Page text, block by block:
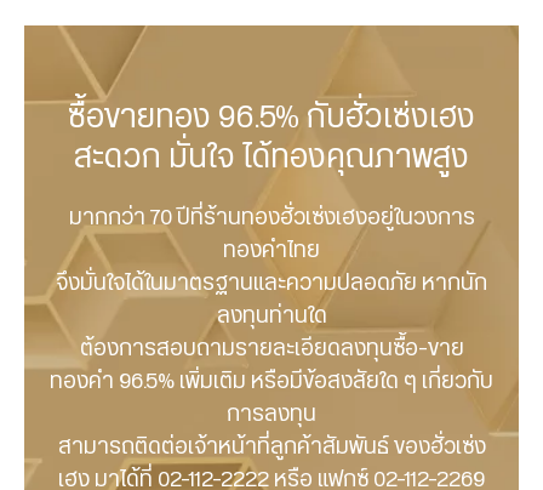
ซื้อขายทอง 96.5% กับฮั่วเซ่งเฮง
สะดวก มั่นใจ ได้ทองคุณภาพสูง
มากกว่า 70 ปีที่ร้านทองฮั่วเซ่งเฮงอยู่ในวงการ
ทองคำไทย
จึงมั่นใจได้ในมาตรฐานและความปลอดภัย หากนัก
ลงทุนท่านใด
ต้องการสอบถามรายละเอียดลงทุนซื้อ-ขาย
ทองคำ 96.5% เพิ่มเติม หรือมีข้อสงสัยใด ๆ เกี่ยวกับ
การลงทุน
สามารถติดต่อเจ้าหน้าที่ลูกค้าสัมพันธ์ ของฮั่วเซ่ง
เฮง มาได้ที่ 02-112-2222 หรือ แฟกซ์ 02-112-2269